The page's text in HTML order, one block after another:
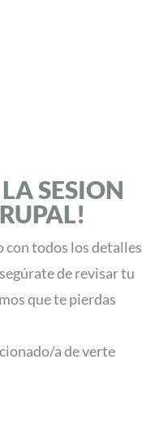
SESION
con todos los detalles
de revisar tu
que te pierdas
a de verte